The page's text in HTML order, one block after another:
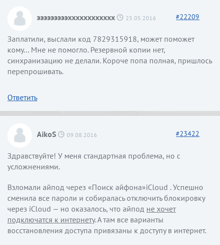
эээээээээхххххххххххх 25.05.2016 #22209
Заплатили, выслали код 7829315918, может поможет
кому… Мне не помогло. Резервной копии нет,
синхранизацию не делали. Короче попа полная, пришлось
перепрошивать.
Ответить
AikoS 09.08.2016 #23422
Здравствуйте! У меня стандартная проблема, но с
усложнениями.
Взломали айпод через «Поиск айфона»iCloud . Успешно
сменила все пароли и собиралась отключить блокировку
через iCloud — но оказалось, что айпод не хочет
подключатся к интернету. А там все варианты
восстановления доступа привязаны к доступу в интернет.